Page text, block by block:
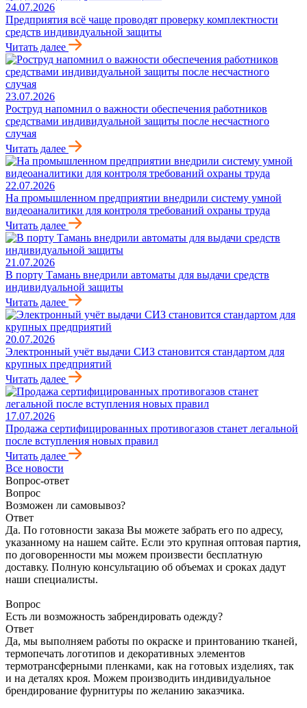
24.07.2026
Предприятия всё чаще проводят проверку комплектности
средств индивидуальной защиты
Читать далее
23.07.2026
Роструд напомнил о важности обеспечения работников
средствами индивидуальной защиты после несчастного
случая
Читать далее
22.07.2026
На промышленном предприятии внедрили систему умной
видеоаналитики для контроля требований охраны труда
Читать далее
21.07.2026
В порту Тамань внедрили автоматы для выдачи средств
индивидуальной защиты
Читать далее
20.07.2026
Электронный учёт выдачи СИЗ становится стандартом для
крупных предприятий
Читать далее
17.07.2026
Продажа сертифицированных противогазов станет легальной
после вступления новых правил
Читать далее
Все новости
Вопрос-ответ
Вопрос
Возможен ли самовывоз?
Ответ
Да. По готовности заказа Вы можете забрать его по адресу,
указанному на нашем сайте. Если это крупная оптовая партия,
по договоренности мы можем произвести бесплатную
доставку. Полную консультацию об объемах и сроках дадут
наши специалисты.
Вопрос
Есть ли возможность забрендировать одежду?
Ответ
Да, мы выполняем работы по окраске и принтованию тканей,
термопечать логотипов и декоративных элементов
термотрансферными пленками, как на готовых изделиях, так
и на деталях кроя. Можем производить индивидуальное
брендирование фурнитуры по желанию заказчика.